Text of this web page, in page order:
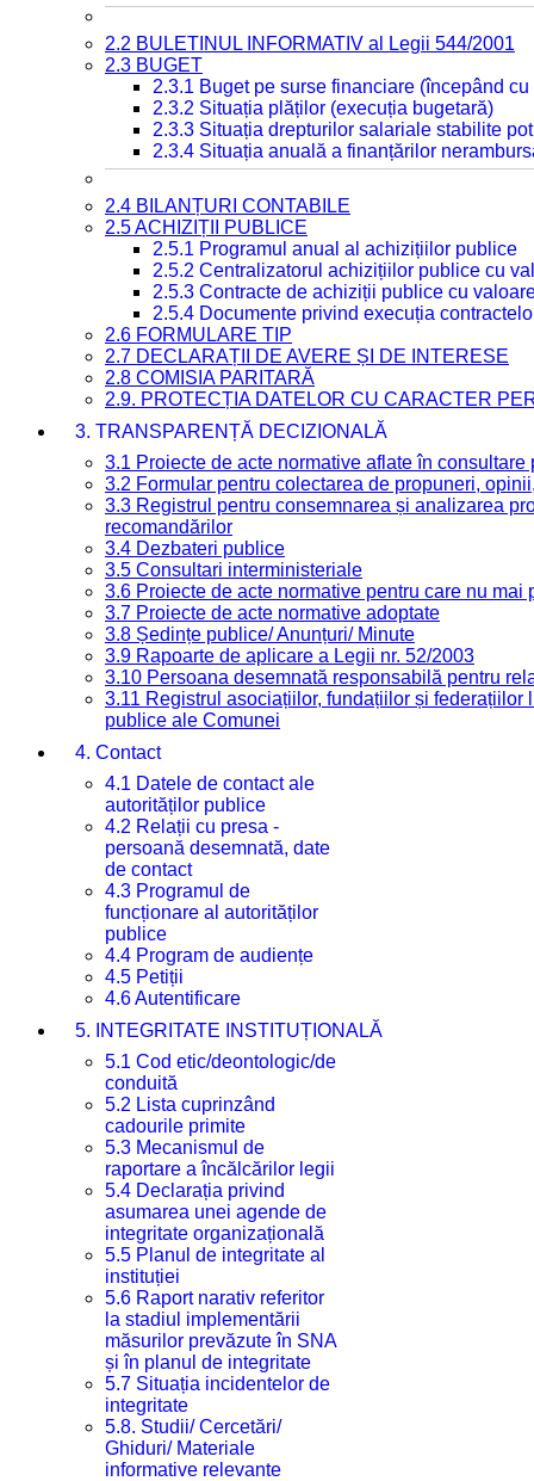
2.2 BULETINUL INFORMATIV al Legii 544/2001
2.3 BUGET
2.3.1 Buget pe surse financiare (începând
2.3.2 Situația plăților (execuția bugetară)
2.3.3 Situația drepturilor salariale stabilite
2.3.4 Situația anuală a finanțărilor
2.4 BILANȚURI CONTABILE
2.5 ACHIZIȚII PUBLICE
2.5.1 Programul anual al achizițiilor publice
2.5.2 Centralizatorul achizițiilor publice cu
2.5.3 Contracte de achiziții publice cu
2.5.4 Documente privind execuția
2.6 FORMULARE TIP
2.7 DECLARAȚII DE AVERE ȘI DE INTERESE
2.8 COMISIA PARITARĂ
2.9. PROTECȚIA DATELOR CU CARACTER
3. TRANSPARENȚĂ DECIZIONALĂ
3.1 Proiecte de acte normative aflate în consultare
3.2 Formular pentru colectarea de propuneri,
3.3 Registrul pentru consemnarea și analizarea
recomandărilor
3.4 Dezbateri publice
3.5 Consultari interministeriale
3.6 Proiecte de acte normative pentru care nu mai
3.7 Proiecte de acte normative adoptate
3.8 Ședințe publice/ Anunțuri/ Minute
3.9 Rapoarte de aplicare a Legii nr. 52/2003
3.10 Persoana desemnată responsabilă pentru
3.11 Registrul asociațiilor, fundațiilor și federațiilor
publice ale Comunei
4. Contact
4.1 Datele de contact ale
autorităților publice
4.2 Relații cu presa -
persoană desemnată, date
de contact
4.3 Programul de
funcționare al autorităților
publice
4.4 Program de audiențe
4.5 Petiții
4.6 Autentificare
5. INTEGRITATE INSTITUȚIONALĂ
5.1 Cod etic/deontologic/de
conduită
5.2 Lista cuprinzând
cadourile primite
5.3 Mecanismul de
raportare a încălcărilor legii
5.4 Declarația privind
asumarea unei agende de
integritate organizațională
5.5 Planul de integritate al
instituției
5.6 Raport narativ referitor
la stadiul implementării
măsurilor prevăzute în SNA
și în planul de integritate
5.7 Situația incidentelor de
integritate
5.8. Studii/ Cercetări/
Ghiduri/ Materiale
informative relevante